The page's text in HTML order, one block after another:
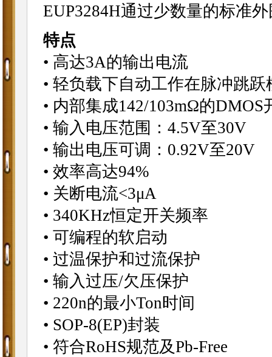
EUP3284H通过少数量的标准
特点
• 高达3A的输出电流
• 轻负载下自动工作在脉冲跳跃
• 内部集成142/103mΩ的DMOS
• 输入电压范围：4.5V至30V
• 输出电压可调：0.92V至20V
• 效率高达94%
• 关断电流<3μA
• 340KHz恒定开关频率
• 可编程的软启动
• 过温保护和过流保护
• 输入过压/欠压保护
• 220n的最小Ton时间
• SOP-8(EP)封装
• 符合RoHS规范及Pb-Free